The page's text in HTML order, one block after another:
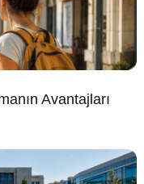
Avantajları